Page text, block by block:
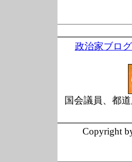
政治家ブロ
国会議員、都
Copyright